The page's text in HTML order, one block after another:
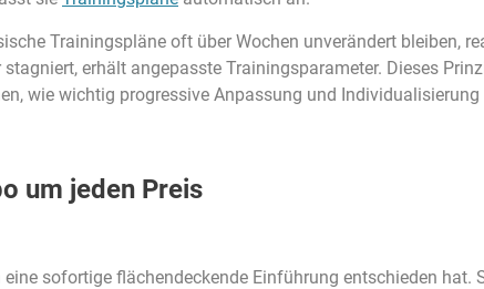
Trainingspläne oft über Wochen unverändert bleiben,
erhält angepasste Trainingsparameter. Dieses
wie wichtig progressive Anpassung und Individualisierung
um jeden Preis
sofortige flächendeckende Einführung entschieden hat.